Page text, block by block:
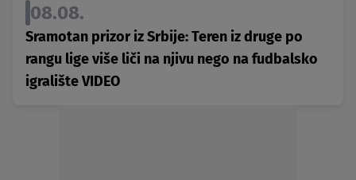
08.08.
Sramotan prizor iz Srbije: Teren iz druge po
rangu lige više liči na njivu nego na fudbalsko
igralište VIDEO